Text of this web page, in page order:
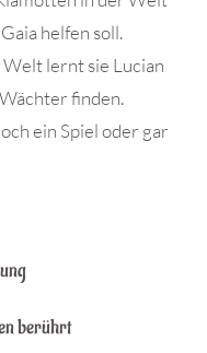
helfen soll.
lernt sie Lucian
finden.
ein Spiel oder gar
berührt